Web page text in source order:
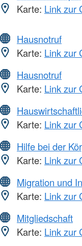
Karte: Link zur
Hausnotruf
Karte: Link zur
Hausnotruf
Karte: Link zur
Karte: Link zur
Hilfe bei der
Karte: Link zur
Migration und
Karte: Link zur
Mitgliedschaft
Karte: Link zur